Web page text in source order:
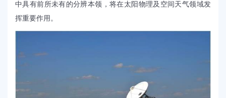
中具有前所未有的分辨本领，将在太阳物理及空间天气领域发
挥重要作用。